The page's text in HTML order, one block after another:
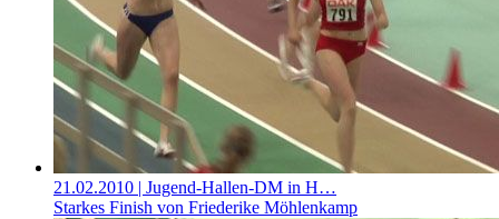
21.02.2010 | Jugend-Hallen-DM in H…
Starkes Finish von Friederike Möhlenkamp